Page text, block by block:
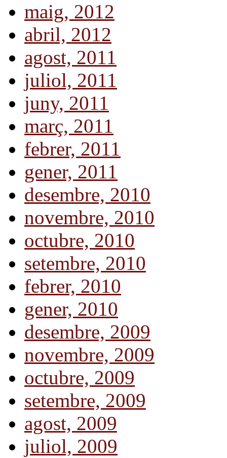
maig, 2012
abril, 2012
agost, 2011
juliol, 2011
juny, 2011
març, 2011
febrer, 2011
gener, 2011
desembre, 2010
novembre, 2010
octubre, 2010
setembre, 2010
febrer, 2010
gener, 2010
desembre, 2009
novembre, 2009
octubre, 2009
setembre, 2009
agost, 2009
juliol, 2009